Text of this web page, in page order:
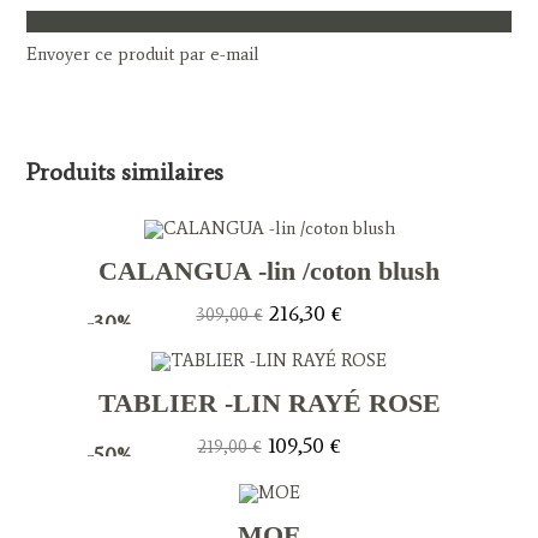
Envoyer ce produit par e-mail
Produits similaires
-30%
CALANGUA -lin /coton blush
309,00€ Le
prix
était :
216,30 €Le
prix
est :
-50%
TABLIER -LIN RAYÉ ROSE
219,00€ Le
prix
était :
109,50 €Le
prix